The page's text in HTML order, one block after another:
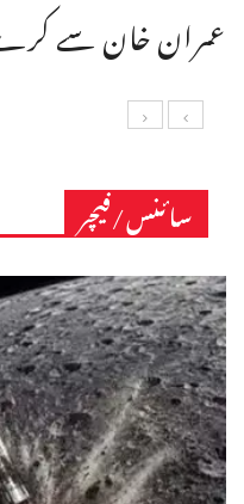
عمران خان سے
سائنس/فیچر